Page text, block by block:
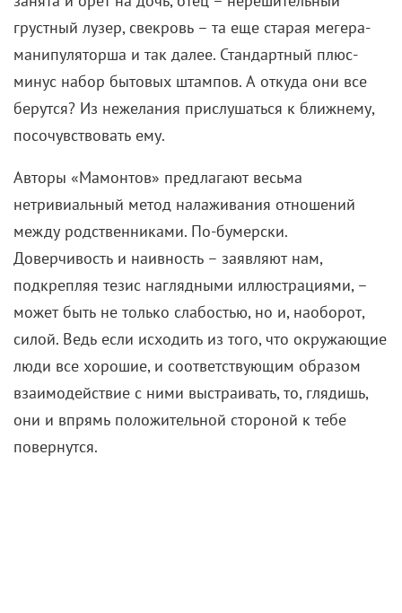
грустный лузер, свекровь – та еще старая мегера-
манипуляторша и так далее. Стандартный плюс-
минус набор бытовых штампов. А откуда они все
берутся? Из нежелания прислушаться к ближнему,
посочувствовать ему.
Авторы «Мамонтов» предлагают весьма
нетривиальный метод налаживания отношений
между родственниками. По-бумерски.
Доверчивость и наивность – заявляют нам,
подкрепляя тезис наглядными иллюстрациями, –
может быть не только слабостью, но и, наоборот,
силой. Ведь если исходить из того, что окружающие
люди все хорошие, и соответствующим образом
взаимодействие с ними выстраивать, то, глядишь,
они и впрямь положительной стороной к тебе
повернутся.